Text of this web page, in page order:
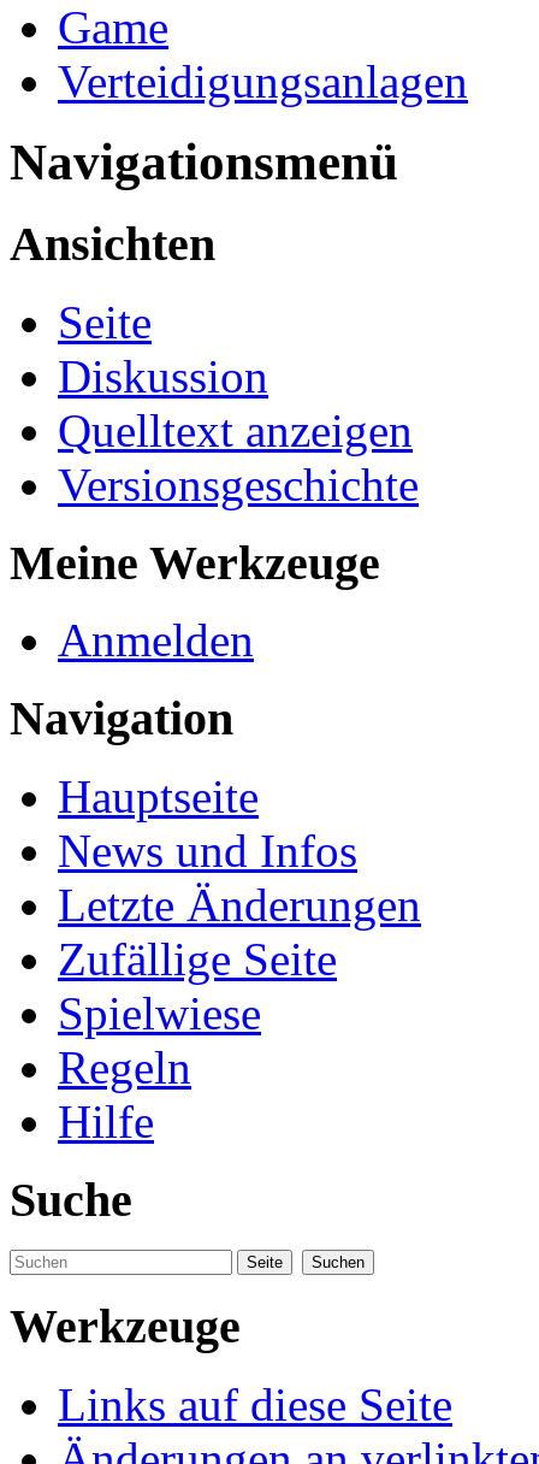
Game
Verteidigungsanlagen
Navigationsmenü
Ansichten
Seite
Diskussion
Quelltext anzeigen
Versionsgeschichte
Meine Werkzeuge
Anmelden
Navigation
Hauptseite
News und Infos
Letzte Änderungen
Zufällige Seite
Spielwiese
Regeln
Hilfe
Suche
Werkzeuge
Links auf diese Seite